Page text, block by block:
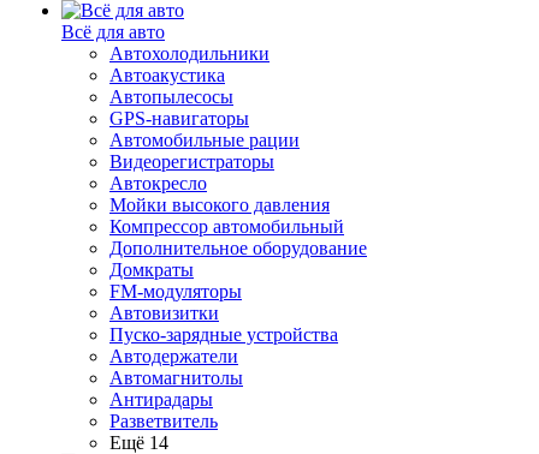
Всё для авто
Автохолодильники
Автоакустика
Автопылесосы
GPS-навигаторы
Автомобильные рации
Видеорегистраторы
Автокресло
Мойки высокого давления
Компрессор автомобильный
Дополнительное оборудование
Домкраты
FM-модуляторы
Автовизитки
Пуско-зарядные устройства
Автодержатели
Автомагнитолы
Антирадары
Разветвитель
Ещё 14